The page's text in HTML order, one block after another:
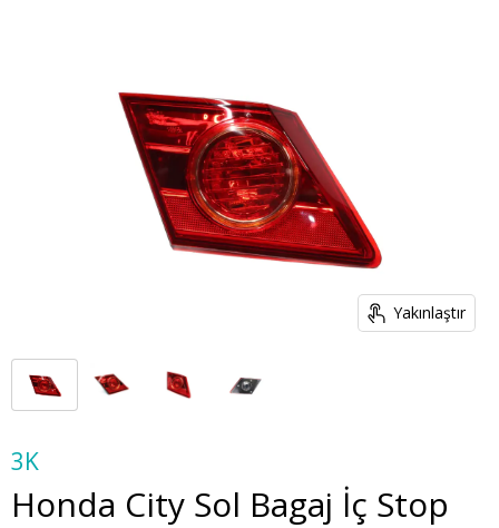
Yakınlaştır
3K
Honda City Sol Bagaj İç Stop